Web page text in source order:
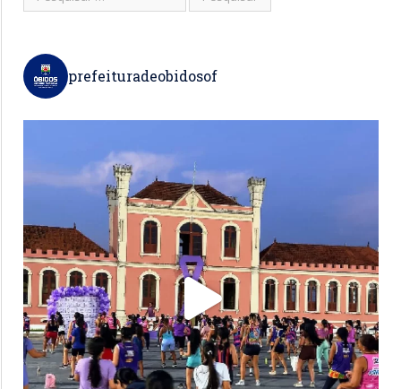
prefeituradeobidosof